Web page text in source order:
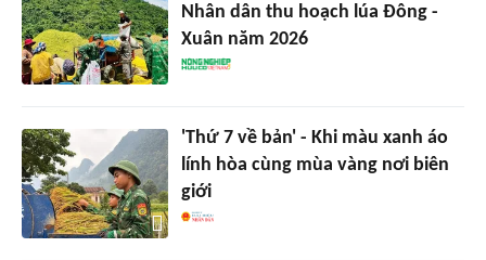
Nhân dân thu hoạch lúa Đông -
Xuân năm 2026
'Thứ 7 về bản' - Khi màu xanh áo
lính hòa cùng mùa vàng nơi biên
giới